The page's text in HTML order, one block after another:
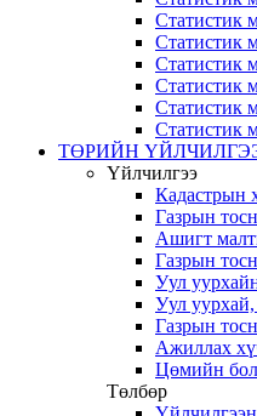
Статистик
Статистик
Статистик
Статистик
Статистик
Статистик
ТӨРИЙН
Үйлчилгээ
Кадастрын
Газрын
Ашигт
Газрын
Уул
Уул
Газрын
Ажиллах
Цөмийн
Төлбөр